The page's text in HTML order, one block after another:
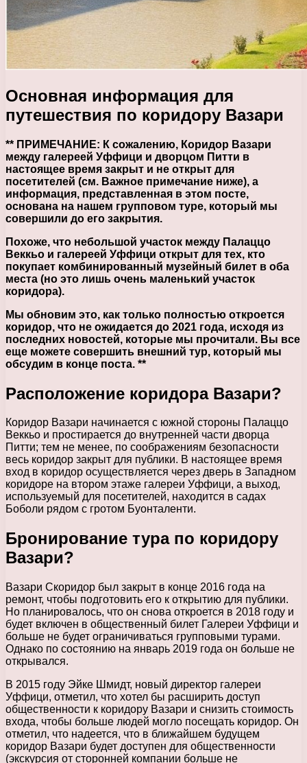
Основная информация для
путешествия по коридору Вазари
** ПРИМЕЧАНИЕ: К сожалению, Коридор Вазари
между галереей Уффици и дворцом Питти в
настоящее время закрыт и не открыт для
посетителей (см. Важное примечание ниже), а
информация, представленная в этом посте,
основана на нашем групповом туре, который мы
совершили до его закрытия.
Похоже, что небольшой участок между Палаццо
Веккьо и галереей Уффици открыт для тех, кто
покупает комбинированный музейный билет в оба
места (но это лишь очень маленький участок
коридора).
Мы обновим это, как только полностью откроется
коридор, что не ожидается до 2021 года, исходя из
последних новостей, которые мы прочитали. Вы все
еще можете совершить внешний тур, который мы
обсудим в конце поста. **
Расположение коридора Вазари?
Коридор Вазари начинается с южной стороны Палаццо
Веккьо и простирается до внутренней части дворца
Питти; тем не менее, по соображениям безопасности
весь коридор закрыт для публики. В настоящее время
вход в коридор осуществляется через дверь в Западном
коридоре на втором этаже галереи Уффици, а выход,
используемый для посетителей, находится в садах
Боболи рядом с гротом Буонталенти.
Бронирование тура по коридору
Вазари?
Вазари Cкоридор был закрыт в конце 2016 года на
ремонт, чтобы подготовить его к открытию для публики.
Но планировалось, что он снова откроется в 2018 году и
будет включен в общественный билет Галереи Уффици и
больше не будет ограничиваться групповыми турами.
Однако по состоянию на январь 2019 года он больше не
открывался.
В 2015 году Эйке Шмидт, новый директор галереи
Уффици, отметил, что хотел бы расширить доступ
общественности к коридору Вазари и снизить стоимость
входа, чтобы больше людей могло посещать коридор. Он
отметил, что надеется, что в ближайшем будущем
коридор Вазари будет доступен для общественности
(экскурсия от сторонней компании больше не